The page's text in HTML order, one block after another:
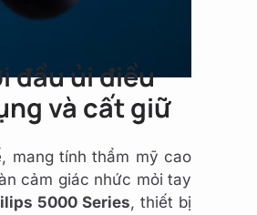
đầu ủi điều
và cất giữ
mang tính thẩm mỹ cao
cảm giác nhức mỏi tay
5000 Series, thiết bị